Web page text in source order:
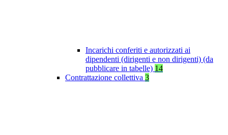
Incarichi conferiti e autorizzati ai
dipendenti (dirigenti e non dirigenti) (da
pubblicare in tabelle) 14
Contrattazione collettiva 3